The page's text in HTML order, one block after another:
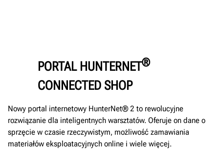
PORTAL HUNTERNET®
CONNECTED SHOP
Nowy portal internetowy HunterNet® 2 to rewolucyjne
rozwiązanie dla inteligentnych warsztatów. Oferuje on dane o
sprzęcie w czasie rzeczywistym, możliwość zamawiania
materiałów eksploatacyjnych online i wiele więcej.